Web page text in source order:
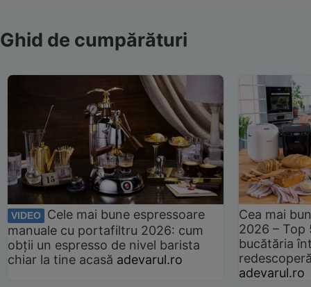
Ghid de cumpărături
VIDEO
Cele mai bune espressoare
manuale cu portafiltru 2026: cum
obții un espresso de nivel barista
chiar la tine acasă adevarul.ro
Cea mai
2026 –
bucătăria
adevarul.ro